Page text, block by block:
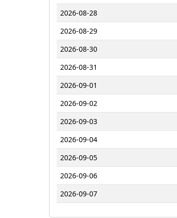
2026-08-28
2026-08-29
2026-08-30
2026-08-31
2026-09-01
2026-09-02
2026-09-03
2026-09-04
2026-09-05
2026-09-06
2026-09-07